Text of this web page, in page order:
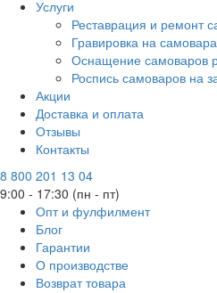
Услуги
Реставрация и ремонт
Гравировка на
Оснащение самоваров
Роспись самоваров на
Акции
Доставка и оплата
Отзывы
Контакты
8 800 201 13 04
9:00 - 17:30 (пн - пт)
Опт и фулфилмент
Блог
Гарантии
О производстве
Возврат товара